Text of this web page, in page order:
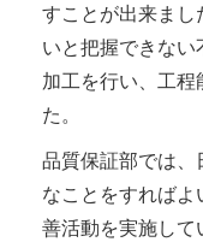
すことが出来ま
いと把握できな
加工を行い、工程
た。
品質保証部では、
なことをすれば
善活動を実施して